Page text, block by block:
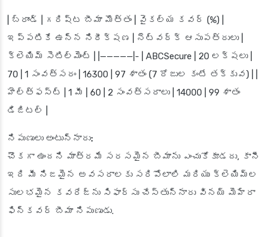
| బ్రాండ్ | గరిష్ట బీమా మొత్తం | వైకల్య కవర్ (%) |
ఇప్పటికే ఉన్న నిరీక్షణ | నెట్‌వర్క్ ఆసుపత్రులు |
క్లెయిమ్ సెటిల్‌మెంట్ | |—————|- | ABCSecure | 20 లక్షలు |
70 | 1 సంవత్సరం | 16300 | 97 శాతం (7 రోజుల కంటే తక్కువ) | |
హెల్త్‌ఫస్ట్ | 1 మీ | 60 | 2 సంవత్సరాలు | 14000 | 99 శాతం
డిజిటల్ |
నిపుణులు అంటున్నారు:
చౌకగా ఉందని మాత్రమే సరసమైన బీమాను ఎంచుకోకూడదు, కానీ
ఇది మీ నిజమైన అవసరాలకు సరిపోలాలి మరియు క్లెయిమ్‌ల
సులభమైన కవరేజ్‌ను సిఫార్సు చేస్తున్నారు వినయ్ మెహ్రా
ఫిన్‌కవర్ బీమా నిపుణుడు.